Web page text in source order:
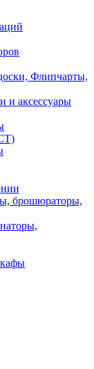
Флипчарты,
и аксессуары
брошюраторы,